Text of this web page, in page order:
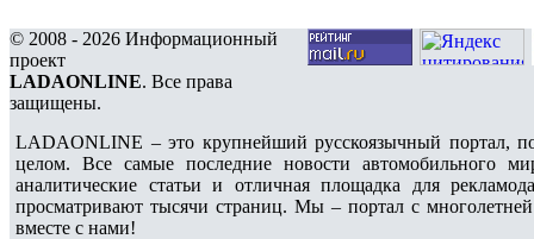
© 2008 - 2026 Информационный
проект
LADAONLINE. Все права
защищены.
LADAONLINE – это крупнейший русскоязычный портал,
целом. Все самые последние новости автомобильного
аналитические статьи и отличная площадка для
просматривают тысячи страниц. Мы – портал с
вместе с нами!